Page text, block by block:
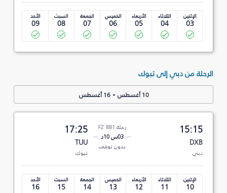
الإثنين
03
الثلاثاء
04
الأربعاء
05
الخميس
06
الجمعة
07
السبت
08
الأحد
09
الرحلة من دبي إلى تبوك‎
10 أغسطس -16 أغسطس
15:15
DXB
دبي
رحلة FZ 881
03س 10د
بدون توقف
17:25
TUU
تبوك‎
الإثنين
10
الثلاثاء
11
الأربعاء
12
الخميس
13
الجمعة
14
السبت
15
الأحد
16